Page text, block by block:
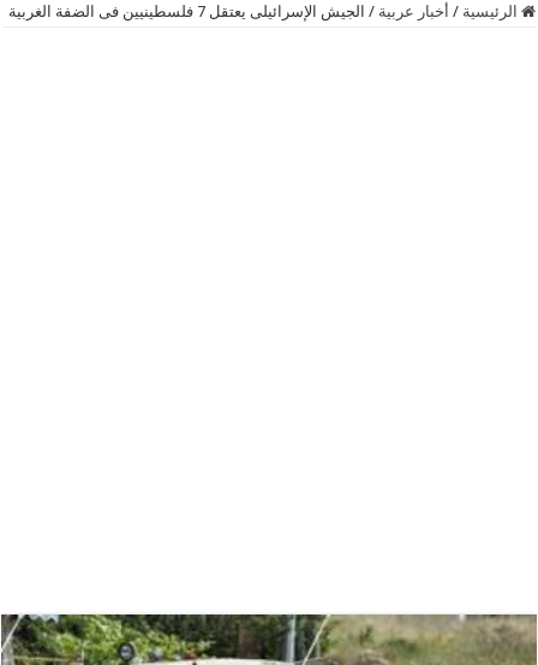
الرئيسية / أخبار عربية / الجيش الإسرائيلى يعتقل 7 فلسطينيين فى الضفة الغربية